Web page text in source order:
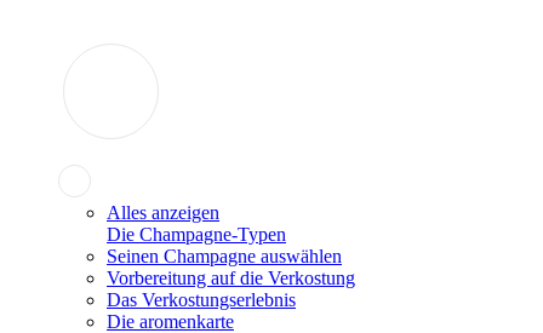
Alles anzeigen
Die Champagne-Typen
Seinen Champagne auswählen
Vorbereitung auf die Verkostung
Das Verkostungserlebnis
Die aromenkarte